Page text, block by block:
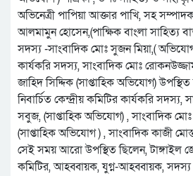
অভিনেত্রী পাপিয়া আক্তার পাখি, সহ
আলমামুন হোসেন,(পাক্ষিক বাংলা সাহিত্য
সদস্য -সাংবাদিক মোঃ সুজন মিয়া,(
কার্যকরি সদস্য, সাংবাদিক মোঃ
জাহিদ সিদ্দিক (সাপ্তাহিক অভিযোগ)
নিবার্চিত কেন্দ্রীয় কমিটির কার্যকরি
সবুজ, (সাপ্তাহিক অভিযোগ) , সাংবাদিক
(সাপ্তাহিক অভিযোগ ) , সাংবাদিক কাজী
সেই সময় আরো উপস্থিত ছিলেন, টাঙ্গাইল
কমিটির, আহব্বায়ক, যুগ্ন-আহব্বায়ক,